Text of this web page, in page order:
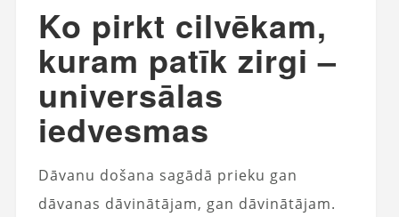
Ko pirkt cilvēkam,
kuram patīk zirgi –
universālas
iedvesmas
Dāvanu došana sagādā prieku gan
dāvanas dāvinātājam, gan dāvinātājam.